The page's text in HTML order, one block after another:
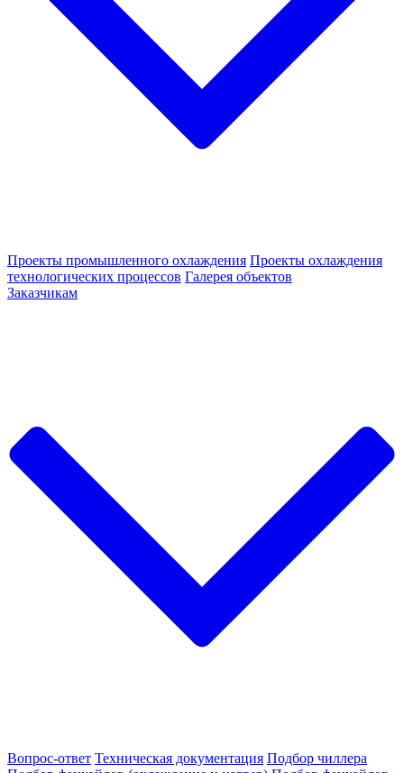
Проекты промышленного охлаждения Проекты охлаждения
технологических процессов Галерея объектов
Заказчикам
Вопрос-ответ Техническая документация Подбор чиллера